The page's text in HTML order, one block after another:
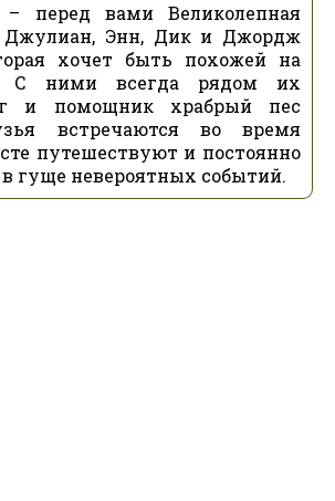
– перед вами Великолепная
Джулиан, Энн, Дик и Джордж
хочет быть похожей на
С ними всегда рядом их
и помощник храбрый пес
встречаются во время
путешествуют и постоянно
гуще невероятных событий.